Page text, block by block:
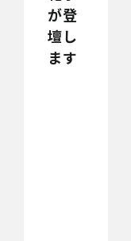
が登
壇し
ます